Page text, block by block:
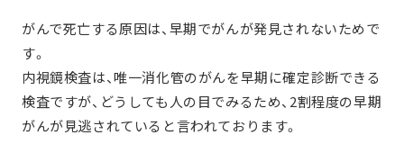
がんで死亡する原因は、早期でがんが発見されないためで
す。
内視鏡検査は、唯一消化管のがんを早期に確定診断できる
検査ですが、 どうしても人の目でみるため、2割程度の早期
がんが見逃されていると言われております。